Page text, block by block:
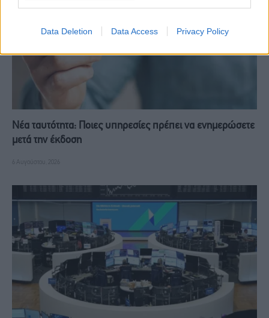
Data Deletion Data Access Privacy Policy
Νέα ταυτότητα: Ποιες υπηρεσίες πρέπει να ενημερώσετε
μετά την έκδοση
6 Αυγούστου, 2026